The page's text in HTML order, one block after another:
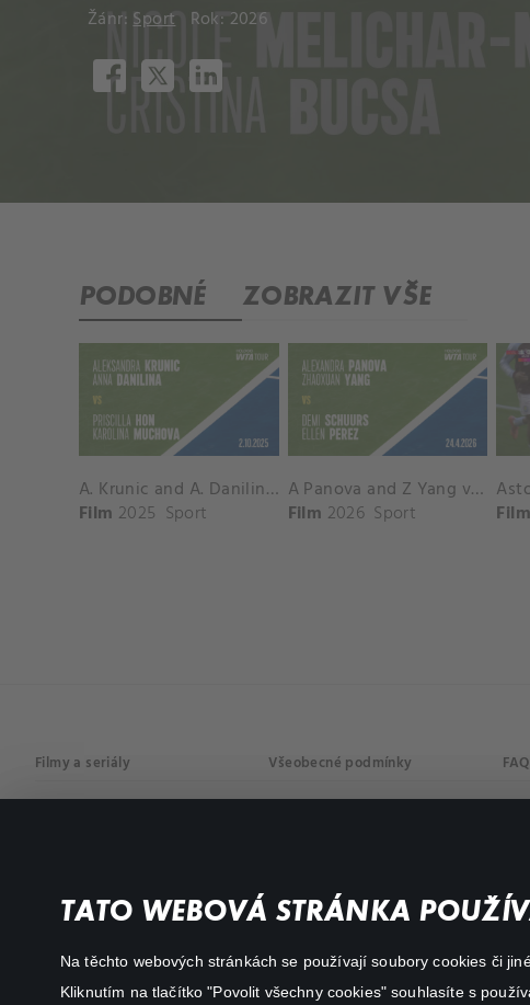
TATO WEBOVÁ STRÁNKA
Na těchto webových stránkách se používají soubory cookies či
Kliknutím na tlačítko "Povolit všechny cookies" souhlasíte s
Žánr:Sport Rok: 2026
PODOBNÉ ZOBRAZIT VŠE
A. Krunic and A. Danilina vs. P. Hon and K. Muchova Match Highlights - BEIJING_Capital Group Diamond ( October 02, 2025)
Film 2025 Sport
A Panova and Z Yang vs D Schuurs and E Perez Match Highlights - MADRID_Court 8 ( April 24, 2026)
Film 2026 Sport
Film
Filmy a seriály
Akční
Všeobecné podmínky FAQ